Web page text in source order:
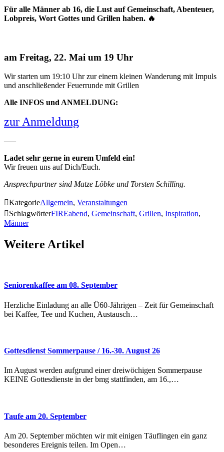
Für alle Männer ab 16, die Lust auf Gemeinschaft, Abenteuer,
Lobpreis, Wort Gottes und Grillen haben. 🔥
am Freitag, 22. Mai um 19 Uhr
Wir starten um 19:10 Uhr zur einem kleinen Wanderung mit Impuls
und anschließender Feuerrunde mit Grillen
Alle INFOS und ANMELDUNG:
zur Anmeldung
—–
Ladet sehr gerne in eurem Umfeld ein!
Wir freuen uns auf Dich/Euch.
Ansprechpartner sind Matze Löbke und Torsten Schilling.
KategorieAllgemein, Veranstaltungen
SchlagwörterFIREabend, Gemeinschaft, Grillen, Inspiration,
Männer
Weitere Artikel
Seniorenkaffee am 08. September
Herzliche Einladung an alle Ü60-Jährigen – Zeit für Gemeinschaft
bei Kaffee, Tee und Kuchen, Austausch…
Gottesdienst Sommerpause / 16.-30. August 26
Im August werden aufgrund einer dreiwöchigen Sommerpause
KEINE Gottesdienste in der bmg stattfinden, am 16.,…
Taufe am 20. September
Am 20. September möchten wir mit einigen Täuflingen ein ganz
besonderes Ereignis teilen. Im Open…